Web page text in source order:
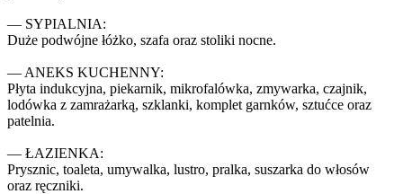
— SYPIALNIA:
Duże podwójne łóżko, szafa oraz stoliki nocne.
— ANEKS KUCHENNY:
Płyta indukcyjna, piekarnik, mikrofalówka, zmywarka, czajnik,
lodówka z zamrażarką, szklanki, komplet garnków, sztućce oraz
patelnia.
— ŁAZIENKA:
Prysznic, toaleta, umywalka, lustro, pralka, suszarka do włosów
oraz ręczniki.